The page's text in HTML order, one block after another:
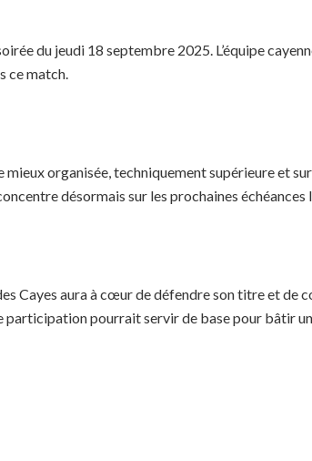
du jeudi 18 septembre 2025. L’équipe
ce match.
organisée, techniquement supérieure et
désormais sur les prochaines échéances
Cayes aura à cœur de défendre son titre et de
pourrait servir de base pour bâtir